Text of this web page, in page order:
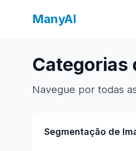
ManyAI
Categorias
Navegue por todas
Segmentação de